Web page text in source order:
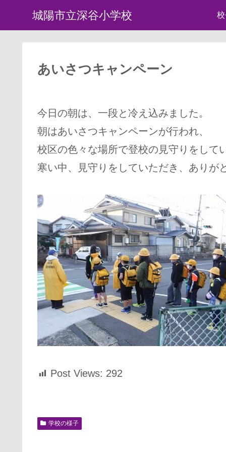
城陽市立深谷小学校
あいさつキャンペーン
今日の朝は、一段と冷え込みました。
朝はあいさつキャンペーンが行われ、
校区の色々な場所で登校の見守りをして
寒い中、見守りをしていただき、ありが
Post Views: 292
学校の様子